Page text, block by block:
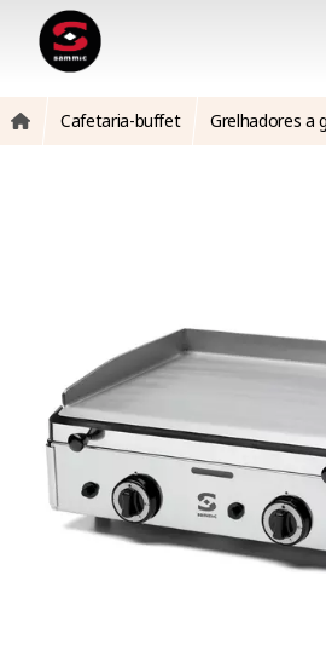
Cafetaria-buffet Grelhadores a